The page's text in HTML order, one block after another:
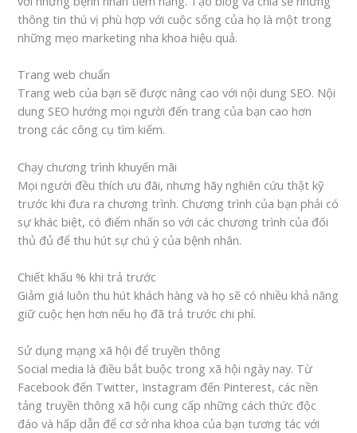
thông tin thú vị phù hợp với cuộc sống của họ là một trong
những mẹo marketing nha khoa hiệu quả.
Trang web chuẩn
Trang web của bạn sẽ được nâng cao với nội dung SEO. Nội
dung SEO hướng mọi người đến trang của bạn cao hơn
trong các công cụ tìm kiếm.
Chạy chương trình khuyến mãi
Mọi người đều thích ưu đãi, nhưng hãy nghiên cứu thật kỹ
trước khi đưa ra chương trình. Chương trình của bạn phải có
sự khác biệt, có điểm nhấn so với các chương trình của đối
thủ đủ để thu hút sự chú ý của bệnh nhân.
Chiết khấu % khi trả trước
Giảm giá luôn thu hút khách hàng và họ sẽ có nhiều khả năng
giữ cuộc hẹn hơn nếu họ đã trả trước chi phí.
Sử dụng mạng xã hội để truyền thông
Social media là điều bắt buộc trong xã hội ngày nay. Từ
Facebook đến Twitter, Instagram đến Pinterest, các nền
tảng truyền thông xã hội cung cấp những cách thức độc
đáo và hấp dẫn để cơ sở nha khoa của bạn tương tác với